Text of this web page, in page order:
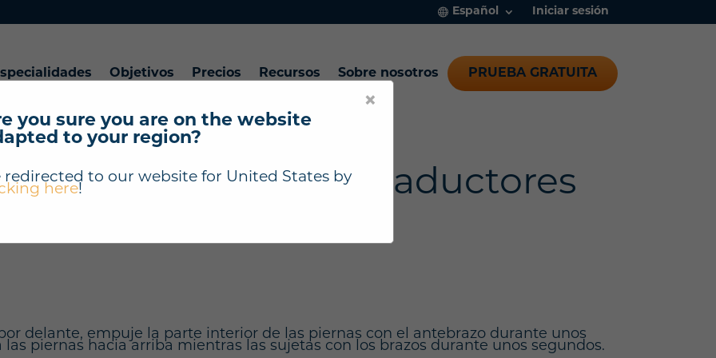
×
you sure you are on the website
to your region?
redirected to our website for United States by
here!
Español Iniciar sesión
Objetivos Precios Recursos Sobre nosotros PRUEBA GRATUITA
"Estiramiento de los aductores
?
delante, empuje la parte interior de las piernas con el antebrazo durante unos
piernas hacia arriba mientras las sujetas con los brazos durante unos segundos.